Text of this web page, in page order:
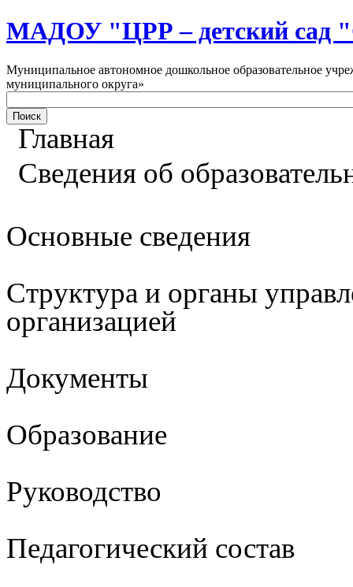
МАДОУ "ЦРР – детский
Муниципальное автономное дошкольное образовательное
муниципального округа»
Главная
Сведения об
Основные сведения
Структура и органы
организацией
Документы
Образование
Руководство
Педагогический состав